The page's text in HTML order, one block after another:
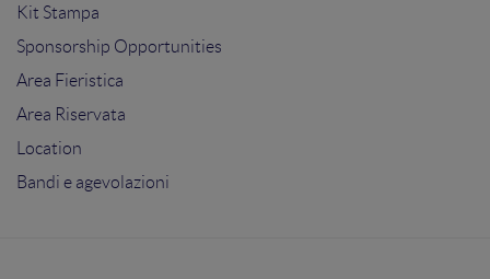
Kit Stampa
Sponsorship Opportunities
Area Fieristica
Area Riservata
Location
Bandi e agevolazioni